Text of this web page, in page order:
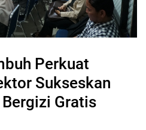
Perkuat
Sukseskan
Gratis